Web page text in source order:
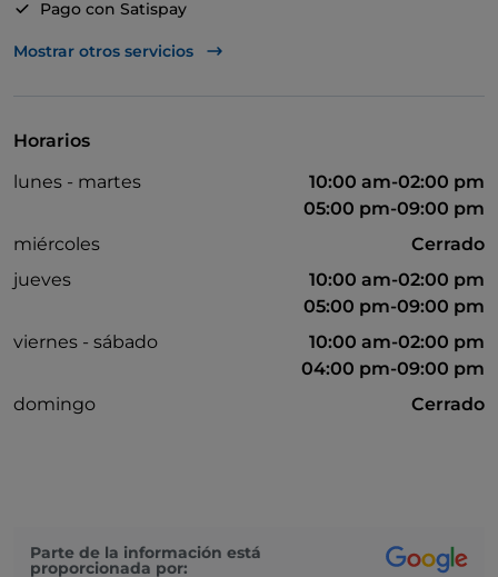
Pago con Satispay
Zona para niños
Mostrar otros servicios
Horarios
lunes - martes
10:00 am-02:00 pm
05:00 pm-09:00 pm
miércoles
Cerrado
jueves
10:00 am-02:00 pm
05:00 pm-09:00 pm
viernes - sábado
10:00 am-02:00 pm
04:00 pm-09:00 pm
domingo
Cerrado
Parte de la información está
proporcionada por: